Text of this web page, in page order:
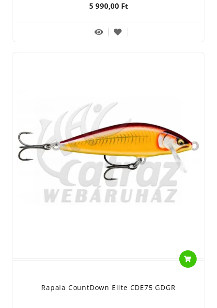
5 990,00 Ft
Rapala CountDown Elite CDE75 GDGR